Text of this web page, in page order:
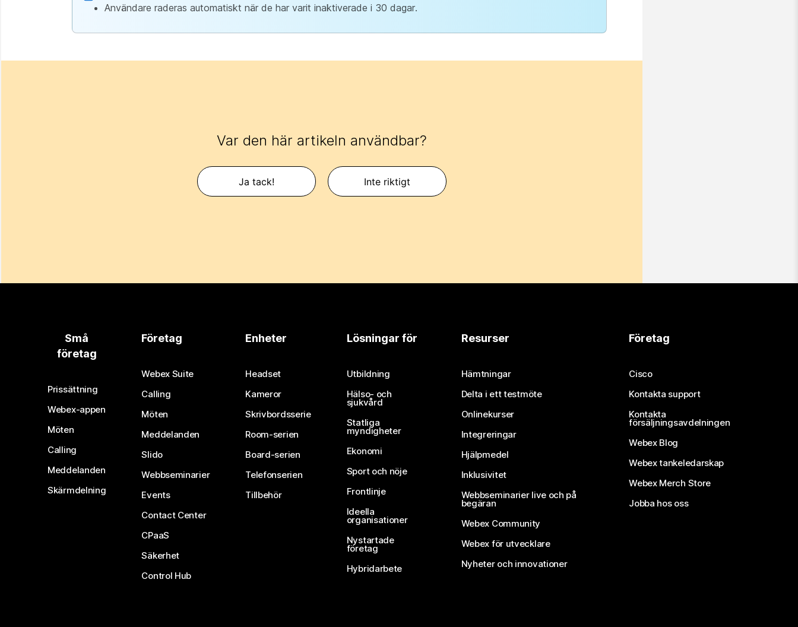
Användare raderas automatiskt när de har varit inaktiverade i 30 dagar.
Var den här artikeln användbar?
Ja tack! Inte riktigt
Små
företag
Prissättning
Webex-appen
Möten
Calling
Meddelanden
Skärmdelning
Företag
Webex Suite
Calling
Möten
Meddelanden
Slido
Webbseminarier
Events
Contact Center
CPaaS
Säkerhet
Control Hub
Enheter
Headset
Kameror
Skrivbordsserie
Room-serien
Board-serien
Telefonserien
Tillbehör
Lösningar för
Utbildning
Hälso- och
sjukvård
Statliga
myndigheter
Ekonomi
Sport och nöje
Frontlinje
Ideella
organisationer
Nystartade
företag
Hybridarbete
Resurser
Hämtningar
Delta i ett testmöte
Onlinekurser
Integreringar
Hjälpmedel
Inklusivitet
Webbseminarier live och på
begäran
Webex Community
Webex för utvecklare
Nyheter och innovationer
Företag
Cisco
Kontakta support
Kontakta
försäljningsavdelningen
Webex Blog
Webex tankeledarskap
Webex Merch Store
Jobba hos oss